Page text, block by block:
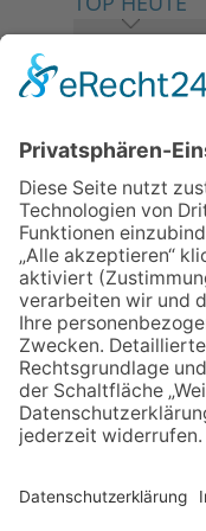
06.08.2026
06.08.2026
06.08.2026
06.08.2026